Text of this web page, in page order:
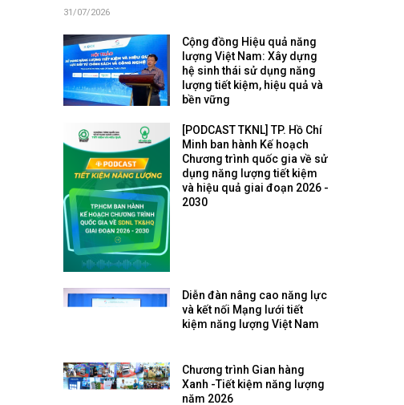
31/07/2026
Cộng đồng Hiệu quả năng
lượng Việt Nam: Xây dựng
hệ sinh thái sử dụng năng
lượng tiết kiệm, hiệu quả và
bền vững
[PODCAST TKNL] TP. Hồ Chí
Minh ban hành Kế hoạch
Chương trình quốc gia về sử
dụng năng lượng tiết kiệm
và hiệu quả giai đoạn 2026 -
2030
Diễn đàn nâng cao năng lực
và kết nối Mạng lưới tiết
kiệm năng lượng Việt Nam
Chương trình Gian hàng
Xanh -Tiết kiệm năng lượng
năm 2026